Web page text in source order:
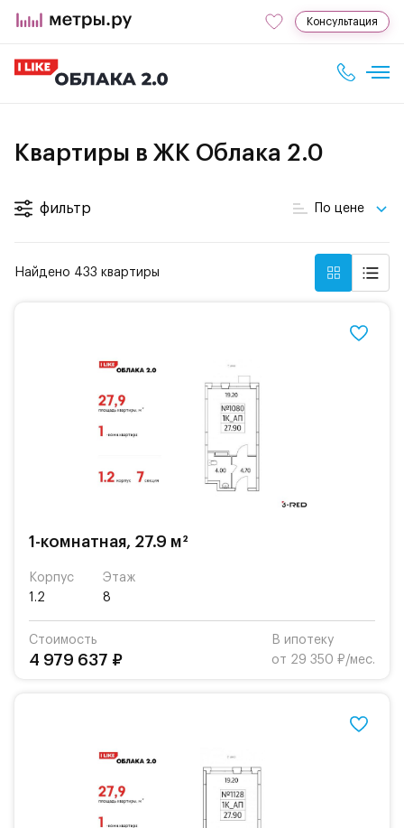
Консультация
Квартиры в ЖК Облака 2.0
фильтр По цене
Найдено 433 квартиры
1-комнатная, 27.9 м²
Корпус
1.2
Этаж
8
Стоимость
4 979 637 ₽
В ипотеку
от 29 350 ₽/мес.